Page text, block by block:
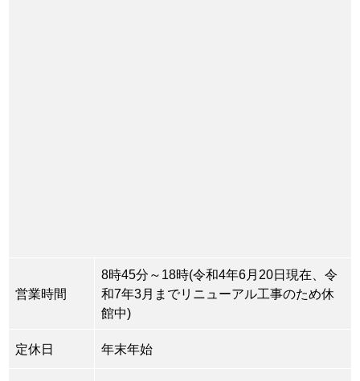
営業時間
8時45分～18時(令和4年6月20日現在、令
和7年3月までリニューアル工事のため休
館中)
定休日 年末年始